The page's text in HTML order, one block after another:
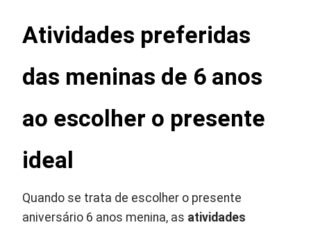
Atividades preferidas
das meninas de 6 anos
ao escolher o presente
ideal
Quando se trata de escolher o presente
aniversário 6 anos menina, as atividades